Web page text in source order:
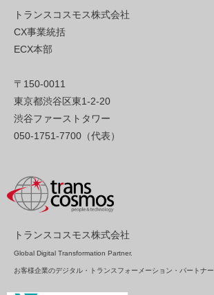
トランスコスモス株式会社
CX事業統括
ECX本部
〒150-0011
東京都渋谷区東1-2-20
渋谷ファーストタワー
050-1751-7700（代表）
トランスコスモス株式会社
Global Digital Transformation Partner.
お客様企業のデジタル・トランスフォーメーション・パートナー